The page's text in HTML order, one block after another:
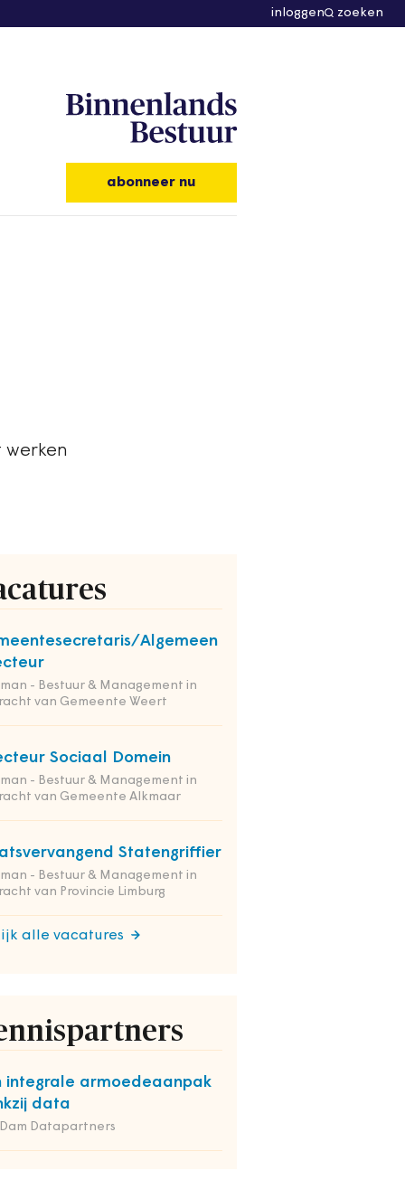
inloggen zoeken
abonneer nu
werken
Algemeen
- Bestuur & Management in
van Gemeente Weert
Sociaal Domein
- Bestuur & Management in
van Gemeente Alkmaar
Statengriffier
- Bestuur & Management in
van Provincie Limburg
alle vacatures
integrale armoedeaanpak
data
Datapartners